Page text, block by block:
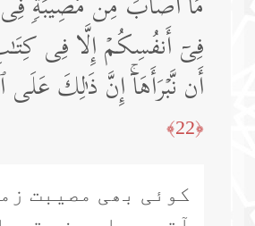
فِیۤ أَنفُسِكُمۡ إِلَّا فِی
أَن نَّبۡرَأَهَاۤۚ إِنَّ ذَ ٰ⁠لِكَ عَلَى
﴿22﴾
کوئی بھی مصیبت